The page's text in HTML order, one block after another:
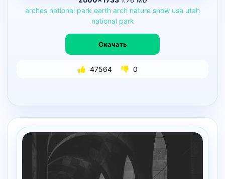
arches national park earth arch nature snow usa utah
national park
Скачать
47564 0